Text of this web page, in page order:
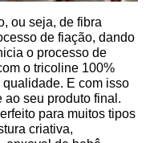
ou seja, de fibra
de fiação, dando
o processo de
o tricoline 100%
E com isso
seu produto final.
para muitos tipos
criativa,